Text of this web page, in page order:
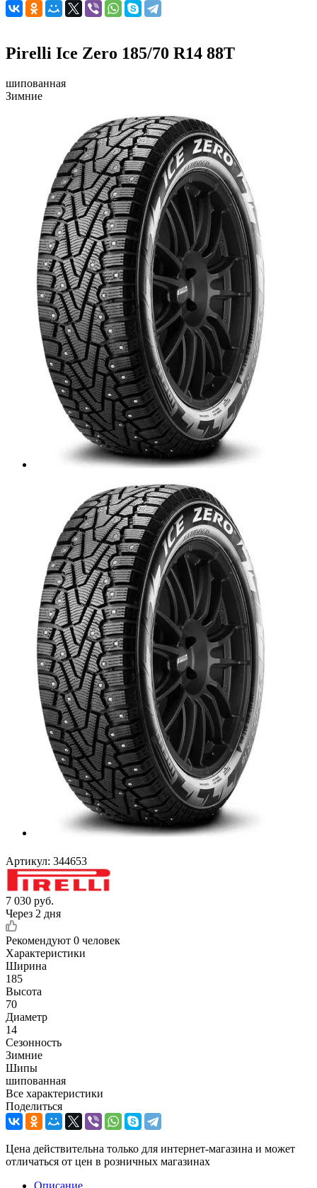
Pirelli Ice Zero 185/70 R14 88T
шипованная
Зимние
Артикул: 344653
7 030 руб.
Через 2 дня
Рекомендуют 0 человек
Характеристики
Ширина
185
Высота
70
Диаметр
14
Сезонность
Зимние
Шипы
шипованная
Все характеристики
Поделиться
Цена действительна только для интернет-магазина и может
отличаться от цен в розничных магазинах
Описание